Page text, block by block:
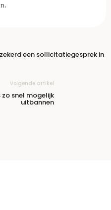
een sollicitatiegesprek in
Volgende artikel
zo snel mogelijk
uitbannen